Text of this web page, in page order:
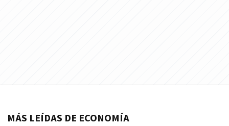
MÁS LEÍDAS DE ECONOMÍA